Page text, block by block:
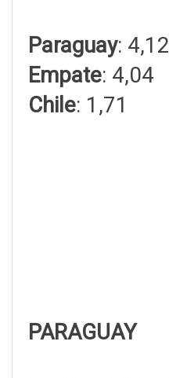
Paraguay: 4,12
Empate: 4,04
Chile: 1,71
PARAGUAY